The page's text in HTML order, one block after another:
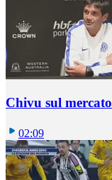
Chivu sul mercato
02:09